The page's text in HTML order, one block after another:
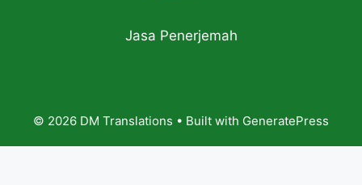
Jasa Penerjemah
© 2026 DM Translations • Built with GeneratePress